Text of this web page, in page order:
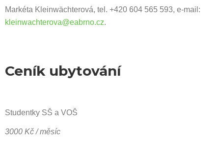
Markéta Kleinwächterová, tel. +420 604 565 593, e-mail:
kleinwachterova@eabrno.cz.
Ceník ubytování
Studentky SŠ a VOŠ
3000 Kč / měsíc